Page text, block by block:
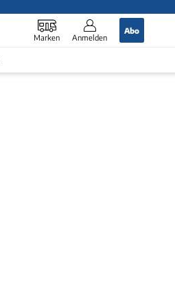
Marken Anmelden
Abo